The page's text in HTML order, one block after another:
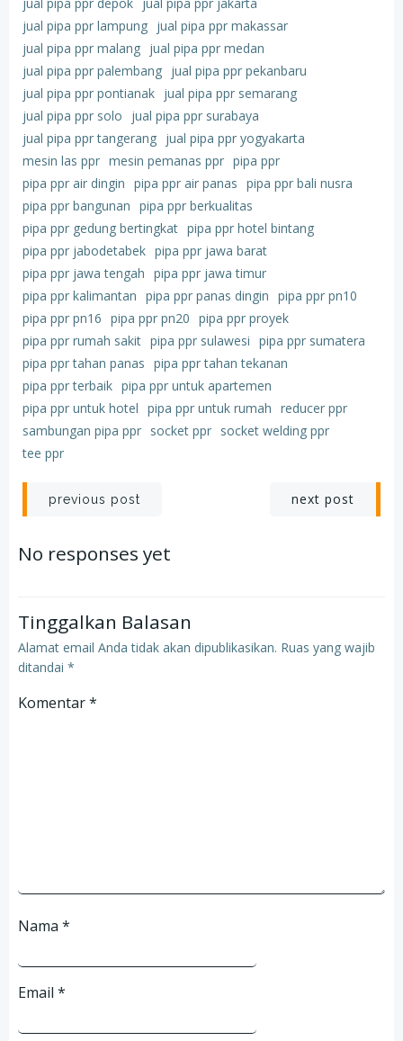
jual pipa ppr lampung jual pipa ppr makassar
jual pipa ppr malang jual pipa ppr medan
jual pipa ppr palembang jual pipa ppr pekanbaru
jual pipa ppr pontianak jual pipa ppr semarang
jual pipa ppr solo
jual pipa ppr surabaya
jual pipa ppr tangerang jual pipa ppr yogyakarta
mesin las ppr mesin pemanas ppr pipa ppr
pipa ppr air dingin pipa ppr air panas pipa ppr bali nusra
pipa ppr bangunan pipa ppr berkualitas
pipa ppr gedung bertingkat pipa ppr hotel bintang
pipa ppr jabodetabek pipa ppr jawa barat
pipa ppr jawa tengah pipa ppr jawa timur
pipa ppr kalimantan pipa ppr panas dingin pipa ppr pn10
pipa ppr pn16 pipa ppr pn20 pipa ppr proyek
pipa ppr rumah sakit pipa ppr sulawesi pipa ppr sumatera
pipa ppr tahan panas pipa ppr tahan tekanan
pipa ppr terbaik pipa ppr untuk apartemen
pipa ppr untuk hotel pipa ppr untuk rumah reducer ppr
sambungan pipa ppr socket ppr socket welding ppr
tee ppr
Post
navigation
previous post next post
No responses yet
Tinggalkan Balasan
Alamat email Anda tidak akan dipublikasikan. Ruas yang wajib
ditandai *
Komentar*
Nama *
Email *